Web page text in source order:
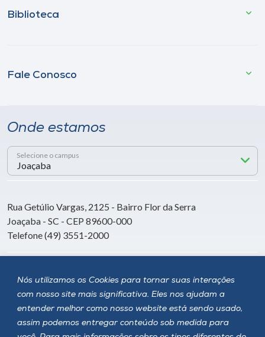
Nós utilizamos os Cookies para tornar suas interações
com nosso site mais significativa. Eles nos ajudam a
entender melhor como nosso website está sendo usado,
assim podemos entregar conteúdo sob medida para
Biblioteca
Fale Conosco
Onde estamos
Selecione o campus
Rua Getúlio Vargas, 2125 - Bairro Flor da Serra
Joaçaba - SC - CEP 89600-000
Telefone (49) 3551-2000
Siga a Unoesc